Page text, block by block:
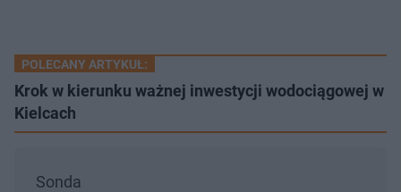
POLECANY ARTYKUŁ:
Krok w kierunku ważnej inwestycji wodociągowej w
Kielcach
Sonda